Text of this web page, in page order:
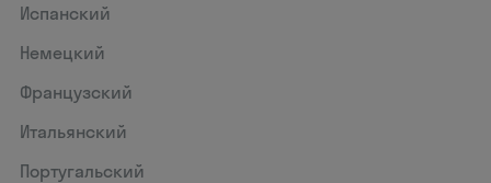
Испанский
Немецкий
Французский
Итальянский
Португальский